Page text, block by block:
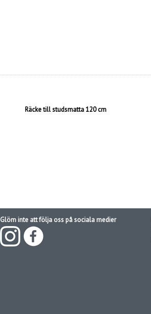
Räcke till studsmatta 120 cm
Glöm inte att följa oss på sociala medier